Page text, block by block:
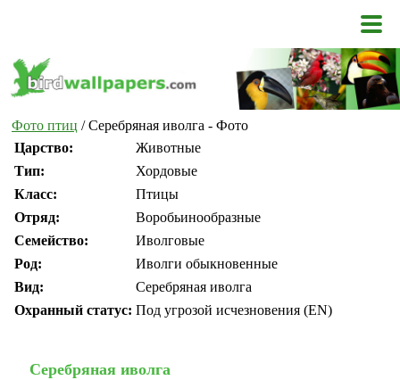
Фото птиц / Серебряная иволга - Фото
Царство:
Животные
Тип:
Хордовые
Класс:
Птицы
Отряд:
Воробьинообразные
Семейство:
Иволговые
Род:
Иволги обыкновенные
Вид:
Серебряная иволга
Охранный статус: Под угрозой исчезновения (EN)
Серебряная иволга